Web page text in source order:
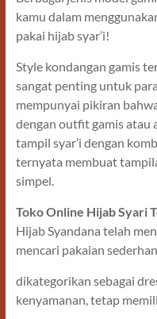
kamu dalam
pakai hijab syar’i!
Style kondangan gamis
sangat penting untuk
mempunyai pikiran
dengan outfit gamis atau
tampil syar’i dengan
ternyata membuat
simpel.
Toko Online Hijab Syari
Hijab Syandana telah
mencari pakaian
dikategorikan sebagai
kenyamanan, tetap